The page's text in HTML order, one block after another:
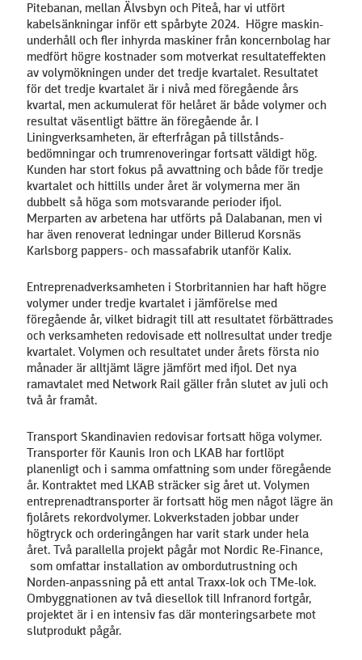
Pitebanan, mellan Älvsbyn och Piteå, har vi utfört
kabelsänkningar inför ett spårbyte 2024. Högre maskin­
underhåll och fler inhyrda maskiner från koncernbolag har
medfört högre kostnader som motverkat resultateffekten
av volymökningen under det tredje kvartalet. Resultatet
för det tredje kvartalet är i nivå med föregående års
kvartal, men ackumulerat för helåret är både volymer och
resultat väsentligt bättre än föregående år. I
Liningverksamheten, är efterfrågan på tillstånds­
bedömningar och trumrenoveringar fortsatt väldigt hög.
Kunden har stort fokus på avvattning och både för tredje
kvartalet och hittills under året är volymerna mer än
dubbelt så höga som motsvarande perioder ifjol.
Merparten av arbetena har utförts på Dalabanan, men vi
har även renoverat ledningar under Billerud Korsnäs
Karlsborg pappers- och massafabrik utanför Kalix.
Entreprenadverksamheten i Storbritannien har haft högre
volymer under tredje kvartalet i jämförelse med
föregående år, vilket bidragit till att resultatet förbättrades
och verksamheten redovisade ett nollresultat under tredje
kvartalet. Volymen och resultatet under årets första nio
månader är alltjämt lägre jämfört med ifjol. Det nya
ramavtalet med Network Rail gäller från slutet av juli och
två år framåt.
Transport Skandinavien redovisar fortsatt höga volymer.
Transporter för Kaunis Iron och LKAB har fortlöpt
planenligt och i samma omfattning som under föregående
år. Kontraktet med LKAB sträcker sig året ut. Volymen
entreprenadtransporter är fortsatt hög men något lägre än
fjolårets rekord­volymer. Lokverkstaden jobbar under
högtryck och orderingången har varit stark under hela
året. Två parallella projekt pågår mot Nordic Re-Finance,
som omfattar installation av ombordutrustning och
Norden-anpassning på ett antal Traxx-lok och TMe-lok.
Ombyggnationen av två diesellok till Infranord fortgår,
projektet är i en intensiv fas där monteringsarbete mot
slutprodukt pågår.